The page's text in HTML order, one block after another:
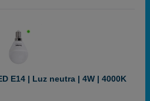
E14 | Luz neutra | 4W | 4000K